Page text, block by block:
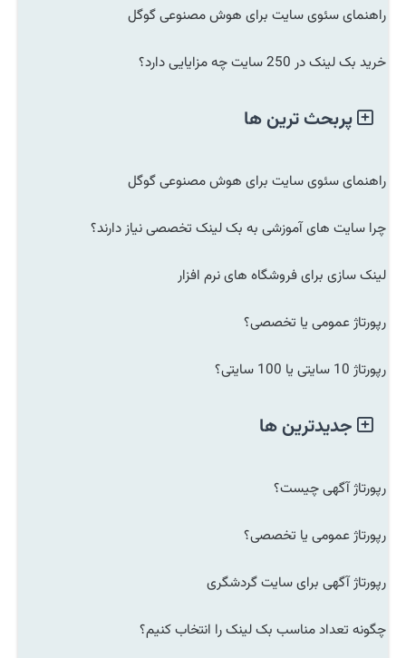
راهنمای سئوی سایت برای هوش مصنوعی گوگل
خرید بک لینک در 250 سایت چه مزایایی دارد؟
پربحث ترین ها
راهنمای سئوی سایت برای هوش مصنوعی گوگل
چرا سایت های آموزشی به بک لینک تخصصی نیاز دارند؟
لینک سازی برای فروشگاه های نرم افزار
رپورتاژ عمومی یا تخصصی؟
رپورتاژ 10 سایتی یا 100 سایتی؟
جدیدترین ها
رپورتاژ آگهی چیست؟
رپورتاژ عمومی یا تخصصی؟
رپورتاژ آگهی برای سایت گردشگری
چگونه تعداد مناسب بک لینک را انتخاب کنیم؟